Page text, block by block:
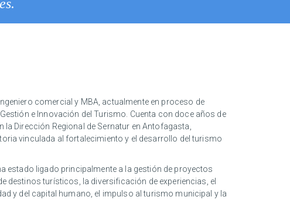
comercial y MBA, actualmente en proceso de
e Innovación del Turismo. Cuenta con doce años de
la Dirección Regional de Sernatur en Antofagasta,
vinculada al fortalecimiento y el desarrollo del turismo
estado ligado principalmente a la gestión de proyectos
destinos turísticos, la diversificación de experiencias, el
y del capital humano, el impulso al turismo municipal y la